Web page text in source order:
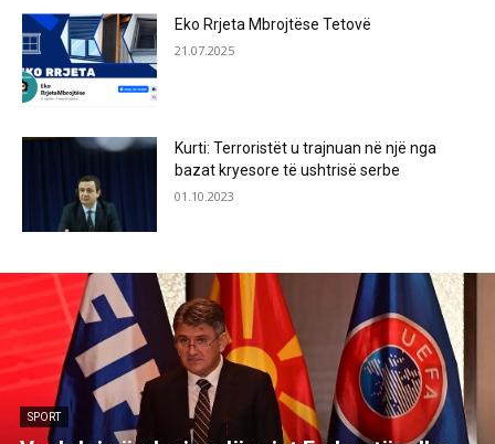
Eko Rrjeta Mbrojtëse Tetovë
21.07.2025
Kurti: Terroristët u trajnuan në një nga
bazat kryesore të ushtrisë serbe
01.10.2023
SPORT